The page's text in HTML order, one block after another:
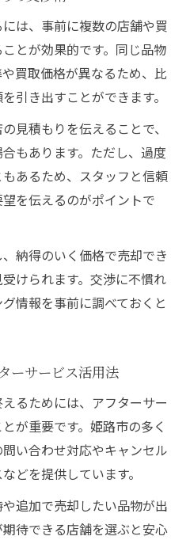
は、事前に複数の店舗や買
とが効果的です。同じ品物
買取価格が異なるため、比
引き出すことができます。
見積もりを伝えることで、
もあります。ただし、過度
あるため、スタッフと信頼
を伝えるのがポイントで
納得のいく価格で売却でき
けられます。交渉に不慣れ
情報を事前に調べておくと
ーサービス活用法
るためには、アフターサー
が重要です。姫路市の多く
い合わせ対応やキャンセル
どを提供しています。
追加で売却したい品物が出
待できる店舗を選ぶと安心